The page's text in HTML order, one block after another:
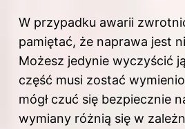
W przypadku awarii
pamiętać, że naprawa jest
Możesz jedynie wyczyścić
część musi zostać
mógł czuć się bezpiecznie
wymiany różnią się w